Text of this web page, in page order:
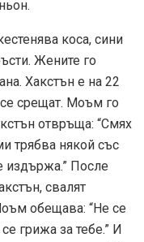
коса, сини
Жените го
Хакстън е на 22
срещат. Моъм го
отвръща: “Смях
трябва някой със
издържа.” После
свалят
обещава: “Не се
грижа за тебе.” И